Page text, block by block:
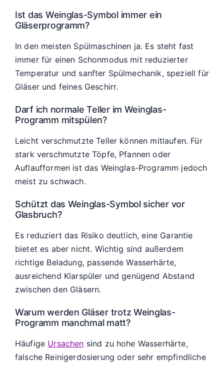
Ist das Weinglas-Symbol immer ein
Gläserprogramm?
In den meisten Spülmaschinen ja. Es steht fast
immer für einen Schonmodus mit reduzierter
Temperatur und sanfter Spülmechanik, speziell für
Gläser und feines Geschirr.
Darf ich normale Teller im Weinglas-
Programm mitspülen?
Leicht verschmutzte Teller können mitlaufen. Für
stark verschmutzte Töpfe, Pfannen oder
Auflaufformen ist das Weinglas-Programm jedoch
meist zu schwach.
Schützt das Weinglas-Symbol sicher vor
Glasbruch?
Es reduziert das Risiko deutlich, eine Garantie
bietet es aber nicht. Wichtig sind außerdem
richtige Beladung, passende Wasserhärte,
ausreichend Klarspüler und genügend Abstand
zwischen den Gläsern.
Warum werden Gläser trotz Weinglas-
Programm manchmal matt?
Häufige Ursachen sind zu hohe Wasserhärte,
falsche Reinigerdosierung oder sehr empfindliche